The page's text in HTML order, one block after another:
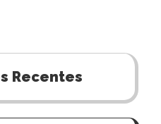
Recentes